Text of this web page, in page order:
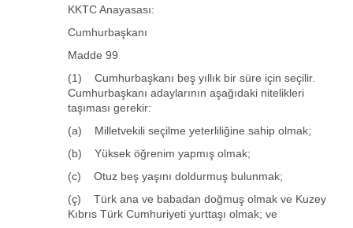
KKTC Anayasası:
Cumhurbaşkanı
Madde 99
(1) Cumhurbaşkanı beş yıllık bir süre için seçilir.
Cumhurbaşkanı adaylarının aşağıdaki nitelikleri
taşıması gerekir:
(a) Milletvekili seçilme yeterliliğine sahip olmak;
(b) Yüksek öğrenim yapmış olmak;
(c) Otuz beş yaşını doldurmuş bulunmak;
(ç) Türk ana ve babadan doğmuş olmak ve Kuzey
Kıbrıs Türk Cumhuriyeti yurttaşı olmak; ve